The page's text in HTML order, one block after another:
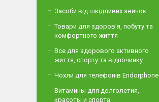
Засоби від шкідливих звичок
Товари для здоров'я, побуту та
комфортного життя
Все для здорового активного
життя, спорту та відпочинку
Чохли для телефонів Endorphone
Витамины для долголетия,
красоты и спорта